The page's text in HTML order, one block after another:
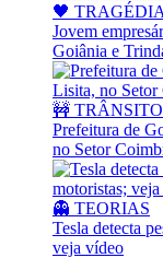
🖤 TRAGÉDIA
Jovem
Goiânia e
🚧 TRÂNSITO
Prefeitura de
no Setor
👻 TEORIAS
Tesla detecta
veja vídeo